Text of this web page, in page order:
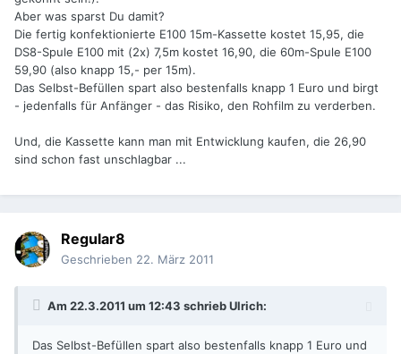
Aber was sparst Du damit?
Die fertig konfektionierte E100 15m-Kassette kostet 15,95, die
DS8-Spule E100 mit (2x) 7,5m kostet 16,90, die 60m-Spule E100
59,90 (also knapp 15,- per 15m).
Das Selbst-Befüllen spart also bestenfalls knapp 1 Euro und birgt
- jedenfalls für Anfänger - das Risiko, den Rohfilm zu verderben.
Und, die Kassette kann man mit Entwicklung kaufen, die 26,90
sind schon fast unschlagbar ...
Regular8
Geschrieben 22. März 2011
Am 22.3.2011 um 12:43 schrieb Ulrich:
Das Selbst-Befüllen spart also bestenfalls knapp 1 Euro und